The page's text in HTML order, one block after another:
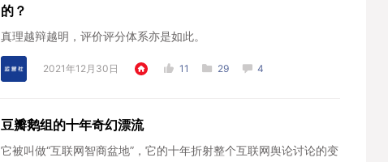
的？
真理越辩越明，评价评分体系亦是如此。
2021年12月30日 11 29 4
豆瓣鹅组的十年奇幻漂流
它被叫做“互联网智商盆地”，它的十年折射整个互联网舆论讨论的变